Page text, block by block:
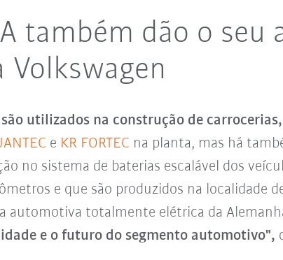
também dão o seu
Volkswagen
utilizados na construção de
e KR FORTEC na planta, mas há
no sistema de baterias escalável dos
e que são produzidos na localidade
automotiva totalmente elétrica da
e o futuro do segmento automotivo",